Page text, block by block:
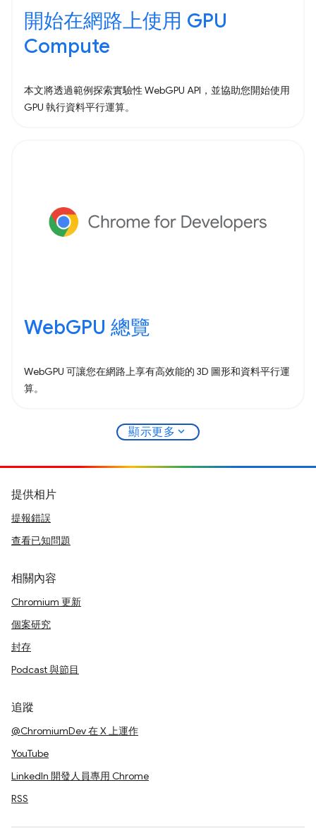
開始在網路上使用 GPU
Compute
本文將透過範例探索實驗性 WebGPU API，並協助您開始使用
GPU 執行資料平行運算。
WebGPU 總覽
WebGPU 可讓您在網路上享有高效能的 3D 圖形和資料平行運
算。
顯示更多 expand_more
提供相片
提報錯誤
查看已知問題
相關內容
Chromium 更新
個案研究
封存
Podcast 與節目
追蹤
@ChromiumDev 在 X 上運作
YouTube
LinkedIn 開發人員專用 Chrome
RSS